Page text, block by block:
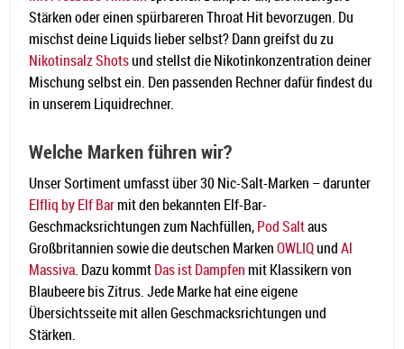
Stärken oder einen spürbareren Throat Hit bevorzugen. Du
mischst deine Liquids lieber selbst? Dann greifst du zu
Nikotinsalz Shotsund stellst die Nikotinkonzentration deiner
Mischung selbst ein. Den passenden Rechner dafür findest du
in unserem Liquidrechner.
Welche Marken führen wir?
Unser Sortiment umfasst über 30 Nic-Salt-Marken – darunter
Elfliq by Elf Barmit den bekannten Elf-Bar-
Geschmacksrichtungen zum Nachfüllen,Pod Saltaus
Großbritannien sowie die deutschen MarkenOWLIQundAl
Massiva. Dazu kommtDas ist Dampfenmit Klassikern von
Blaubeere bis Zitrus. Jede Marke hat eine eigene
Übersichtsseite mit allen Geschmacksrichtungen und
Stärken.